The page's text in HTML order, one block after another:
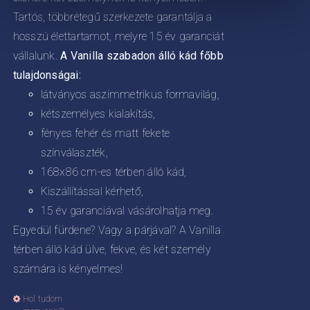
Tartós, többrétegű szerkezete garantálja a
hosszú élettartamot, melyre 15 év garanciát
vállalunk.A Vanilla szabadon álló kád főbb
tulajdonságai:
látványos aszimmetrikus formavilág,
kétszemélyes kialakítás,
fényes fehér és matt fekete
színválaszték,
168x86 cm-es térben álló kád,
Kiszállítással kérhető,
15 év garanciával vásárolhatja meg.
Egyedül fürdene? Vagy a párjával? A Vanilla
térben álló kád ülve, fekve, és két személy
számára is kényelmes!
Hol tudom